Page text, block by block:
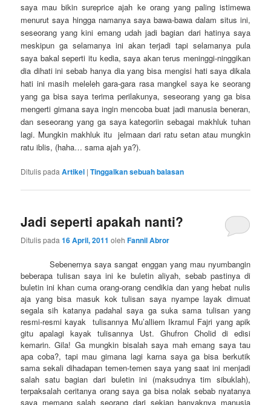
saya mau bikin sureprice ajah ke orang yang paling istimewa
menurut saya hingga namanya saya bawa-bawa dalam situs ini,
seseorang yang kini emang udah jadi bagian dari hatinya saya
meskipun ga selamanya ini akan terjadi tapi selamanya pula
saya bakal seperti itu kedia, saya akan terus meninggi-ninggikan
dia dihati ini sebab hanya dia yang bisa mengisi hati saya dikala
hati ini masih meleleh gara-gara rasa mangkel saya ke seorang
yang ga bisa saya terima perilakunya, seseorang yang ga bisa
mengerti gimana saya ingin mencoba buat jadi manusia beneran,
dan seseorang yang ga saya kategoriin sebagai makhluk tuhan
lagi. Mungkin makhluk itu jelmaan dari ratu setan atau mungkin
ratu iblis, (haha… sama ajah ya?).
Ditulis pada Artikel |Tinggalkan sebuah balasan
Jadi seperti apakah nanti?
Ditulis pada16 April, 2011 olehFannil Abror
Sebenernya saya sangat enggan yang mau nyumbangin
beberapa tulisan saya ini ke buletin aliyah, sebab pastinya di
buletin ini khan cuma orang-orang cendikia dan yang hebat nulis
aja yang bisa masuk kok tulisan saya nyampe layak dimuat
segala sih katanya padahal saya ga suka sama tulisan yang
resmi-resmi kayak tulisannya Mu’alliem Ikramul Fajri yang apik
gitu apalagi kayak tulisannya Ust. Ghufron Cholid di edisi
kemarin. Gila! Ga mungkin bisalah saya mah emang saya tau
apa coba?, tapi mau gimana lagi karna saya ga bisa berkutik
sama sekali dihadapan temen-temen saya yang saat ini menjadi
salah satu bagian dari buletin ini (maksudnya tim sibuklah),
terpaksalah ceritanya orang saya ga bisa nolak sebab nyatanya
saya memang salah seorang dari sekian banyaknya manusia